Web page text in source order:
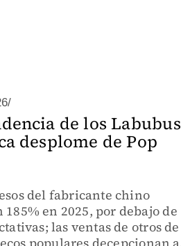
de los Labubus
desplome de Pop
del fabricante chino
185% en 2025, por debajo de
las ventas de otros de